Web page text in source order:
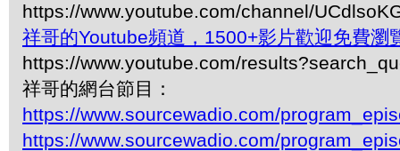
https://www.youtube.com/channel/
祥哥的Youtube頻道，1500+影片歡迎免費瀏
https://www.youtube.com/
祥哥的網台節目：
https://www.sourcewadio.com/
https://www.sourcewadio.com/